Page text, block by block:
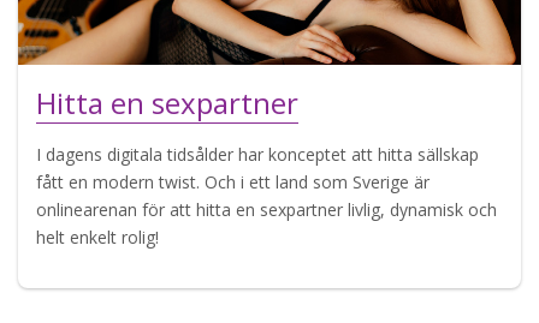
Hitta en sexpartner
I dagens digitala tidsålder har konceptet att hitta sällskap
fått en modern twist. Och i ett land som Sverige är
onlinearenan för att hitta en sexpartner livlig, dynamisk och
helt enkelt rolig!